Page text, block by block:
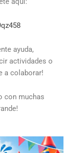
ayuda,
actividades o
a colaborar!
con muchas